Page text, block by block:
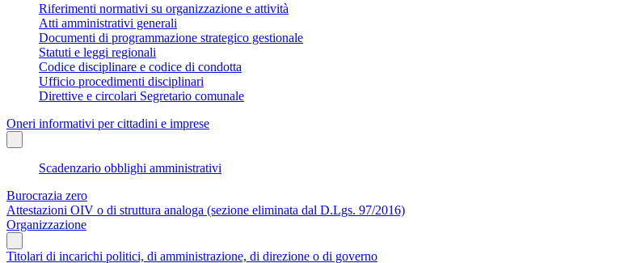
Riferimenti normativi su organizzazione e attività
Atti amministrativi generali
Documenti di programmazione strategico gestionale
Statuti e leggi regionali
Codice disciplinare e codice di condotta
Ufficio procedimenti disciplinari
Direttive e circolari Segretario comunale
Oneri informativi per cittadini e imprese
Scadenzario obblighi amministrativi
Burocrazia zero
Attestazioni OIV o di struttura analoga (sezione eliminata dal D.Lgs. 97/2016)
Organizzazione
Titolari di incarichi politici, di amministrazione, di direzione o di governo